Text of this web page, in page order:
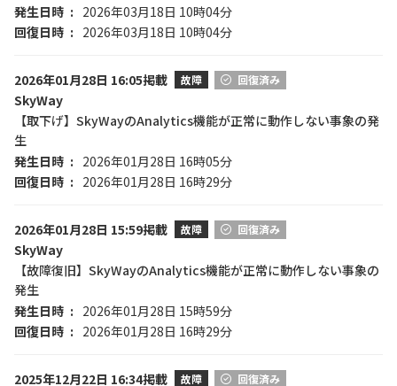
発生日時
2026年03月18日 10時04分
回復日時
2026年03月18日 10時04分
2026年01月28日 16:05掲載 故障 回復済み
SkyWay
【取下げ】SkyWayのAnalytics機能が正常に動作しない事象の発
生
発生日時
2026年01月28日 16時05分
回復日時
2026年01月28日 16時29分
2026年01月28日 15:59掲載 故障 回復済み
SkyWay
【故障復旧】SkyWayのAnalytics機能が正常に動作しない事象の
発生
発生日時
2026年01月28日 15時59分
回復日時
2026年01月28日 16時29分
2025年12月22日 16:34掲載 故障 回復済み